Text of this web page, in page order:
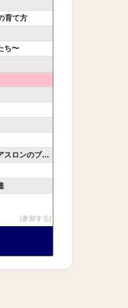
育て方
ち〜
ンのブログ〜
参加する